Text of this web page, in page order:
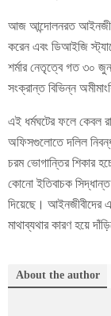
আজ আন্দোলনরত
করেন এবং ডিআইজি
শর্মার নেতৃত্বে গত ৩০
সংক্রান্ত বিভিন্ন
এই ধর্মঘটের ফলে কেবল
অফিসগুলোতে দলিল
চরম ভোগান্তির শিকার
কোনো ইতিবাচক
দিয়েছে। আইনজীবীদের
মাথাব্যথার কারণ হয়ে
About the author